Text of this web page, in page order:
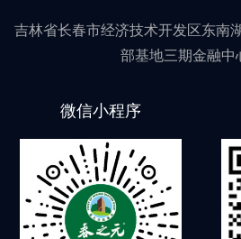
吉林省长春市经济技术开发区东南
部基地三期金融中
微信小程序